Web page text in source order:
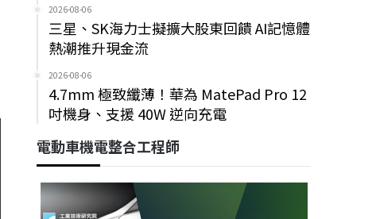
2026-08-06
三星、SK海力士擬擴大股東回饋 AI記憶體
熱潮推升現金流
2026-08-06
4.7mm 極致纖薄！華為 MatePad Pro 12
吋機身、支援 40W 逆向充電
電動車機電整合工程師